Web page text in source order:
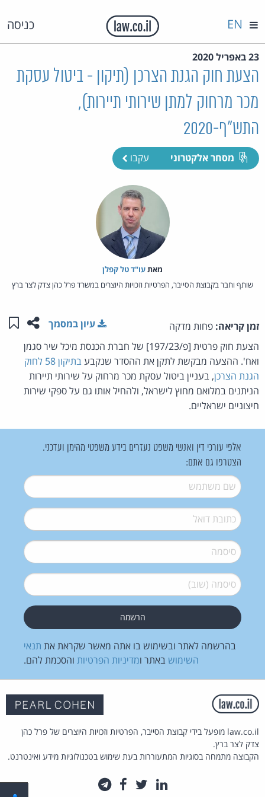
כניסה EN
23 באפריל 2020
הצעת חוק הגנת הצרכן (תיקון - ביטול עסקת
מכר מרחוק למתן שירותי תיירות),
התש"ף-2020
מסחר אלקטרוני עקבו
מאת‏עו"ד טל קפלן
שותף וחבר בקבוצת הסייבר, הפרטיות וזכויות היוצרים במשרד פרל כהן צדק לצר ברץ
זמן קריאה: פחות מדקה שתפו
עיון במסמך
הצעת חוק פרטית [פ/197/23] של חברת הכנסת מיכל שיר סגמן
ואח'. ההצעה מבקשת לתקן את ההסדר שנקבע
בתיקון 58 לחוק
הגנת הצרכן, בעניין ביטול עסקת מכר מרחוק על שירותי תיירות
הניתנים במלואם מחוץ לישראל, ולהחיל אותו גם על ספקי שירות
חיצוניים ישראליים.
אלפי עורכי דין ואנשי משפט נעזרים בידע משפטי מהימן ועדכני.
הצטרפו גם אתם:
שם משתמש*
דואל*
סיסמה*
סיסמה (שוב)*
בהרשמה לאתר ובשימוש בו אתה מאשר שקראת את תנאי
השימוש באתר ומדיניות הפרטיות והסכמת להם.
law.co.il מופעל בידי קבוצת הסייבר, הפרטיות וזכויות היוצרים של פרל כהן
צדק לצר ברץ.
הקבוצה מתמחה בסוגיות המתעוררות בעת שימוש בטכנולוגיות מידע ואינטרנט.
לינקדאין
טוויטרפייסבוק